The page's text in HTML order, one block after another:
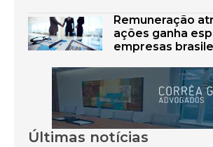
Remuneração
ações ganha
empresas
Últimas notícias